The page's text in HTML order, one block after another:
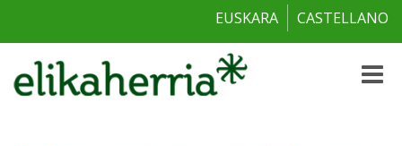
EUSKARA CASTELLANO
Toggle